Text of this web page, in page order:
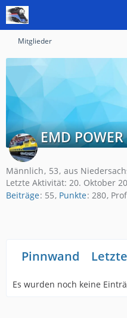
Mitglieder
EMD POWER
Männlich 53 aus
Letzte Aktivität: 20. Oktober
Beiträge 55 Punkte 280
Pinnwand
Es wurden noch keine